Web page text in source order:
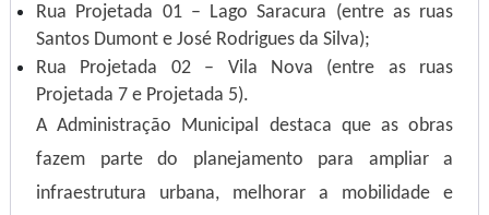
Rua Projetada 01 – Lago Saracura (entre as ruas
Santos Dumont e José Rodrigues da Silva);
Rua Projetada 02 – Vila Nova (entre as ruas
Projetada 7 e Projetada 5).
A Administração Municipal destaca que as obras
fazem parte do planejamento para ampliar a
infraestrutura urbana, melhorar a mobilidade e